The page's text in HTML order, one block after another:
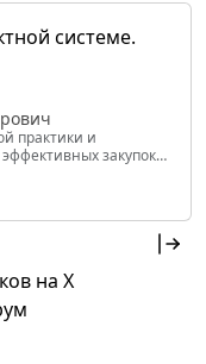
системе.
практики и
закупок
на X